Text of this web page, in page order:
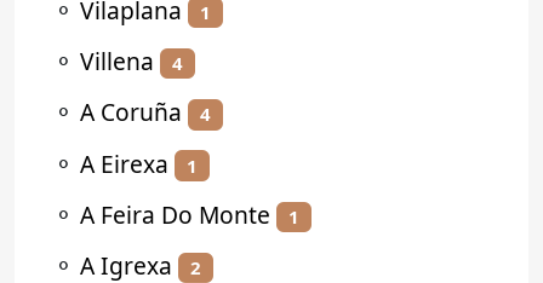
⚬ Vilaplana 1
⚬ Villena 4
⚬ A Coruña 4
⚬ A Eirexa 1
⚬ A Feira Do Monte 1
⚬ A Igrexa 2